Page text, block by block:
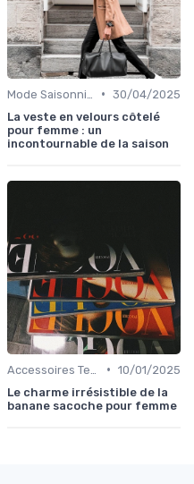
• 30/04/2025
La veste en velours côtelé
pour femme : un
incontournable de la saison
• 10/01/2025
Le charme irrésistible de la
banane sacoche pour femme